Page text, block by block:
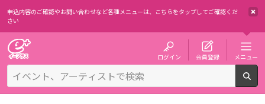
申込内容のご確認やお問い合わせなど各種メニューは、 こちらをタップしてご確認くだ
さい
ログイン 会員登録 メニュー